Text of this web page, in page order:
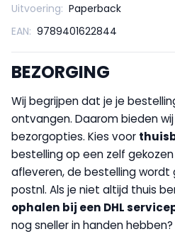
Uitvoering: Paperback
EAN: 9789401622844
BEZORGING
Wij begrijpen dat je je
ontvangen. Daarom bieden
bezorgopties. Kies voor
bestelling op een zelf
afleveren, de bestelling wordt
postnl. Als je niet altijd thuis
ophalen bij een DHL
nog sneller in handen